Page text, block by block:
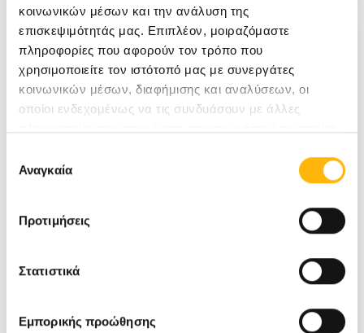
κοινωνικών μέσων και την ανάλυση της
επισκεψιμότητάς μας. Επιπλέον, μοιραζόμαστε
πληροφορίες που αφορούν τον τρόπο που
χρησιμοποιείτε τον ιστότοπό μας με συνεργάτες
κοινωνικών μέσων, διαφήμισης και αναλύσεων, οι
οποίοι ενδεχομένως να τις συνδυάσουν με άλλες
των υπηρεσιών τους.
συγκατάθεσης
Αναγκαία
Προτιμήσεις
Στατιστικά
Εμπορικής προώθησης